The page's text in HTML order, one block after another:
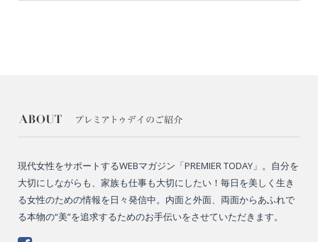
現代女性をサポートするWEBマガジン「PREMIER TODAY」。自分を
大切にしながらも、家族も仕事も大切にしたい！毎日を美しく生き
る女性のための情報を日々発信中。内面と外面、両面からあふれで
る本物の“美”を追求するためのお手伝いをさせていただきます。